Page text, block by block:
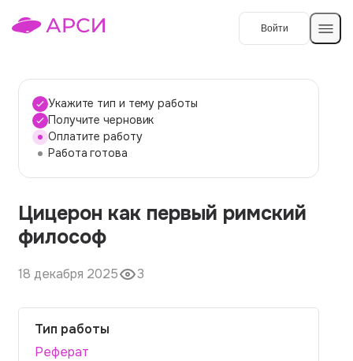
Войти
Темы работ
О сервисе
О компании
Наши гарантии
Порядок оплаты
Вопросы и ответы
Отзывы
Контакты
Укажите тип и тему работы
Получите черновик
Оплатите работу
Работа готова
Цицерон как первый римский
философ
18 декабря 2025 3
Тип работы
Реферат